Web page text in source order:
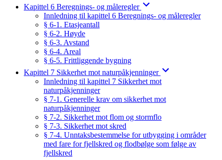
Kapittel 6 Beregnings- og måleregler
Innledning til kapittel 6 Beregnings- og måleregler
§ 6-1. Etasjeantall
§ 6-2. Høyde
§ 6-3. Avstand
§ 6-4. Areal
§ 6-5. Frittliggende bygning
Kapittel 7 Sikkerhet mot naturpåkjenninger
Innledning til kapittel 7 Sikkerhet mot
naturpåkjenninger
§ 7-1. Generelle krav om sikkerhet mot
naturpåkjenninger
§ 7-2. Sikkerhet mot flom og stormflo
§ 7-3. Sikkerhet mot skred
§ 7-4. Unntaksbestemmelse for utbygging i områder
med fare for fjellskred og flodbølge som følge av
fjellskred